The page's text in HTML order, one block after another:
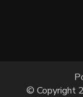
© Copyright